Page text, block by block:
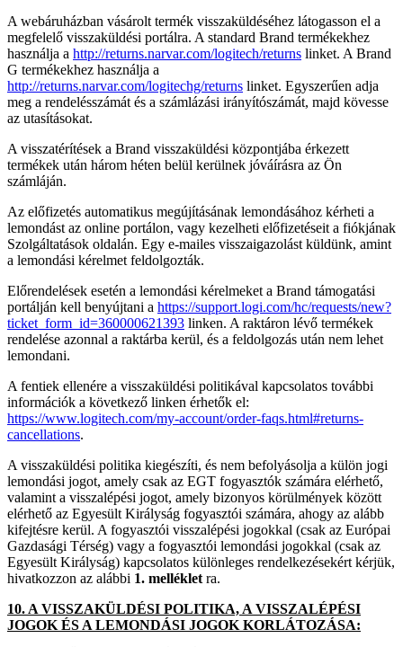
A webáruházban vásárolt termék visszaküldéséhez látogasson el a
megfelelő visszaküldési portálra. A standard Brand termékekhez
használja a http://returns.narvar.com/logitech/returns linket. A Brand
G termékekhez használja a
http://returns.narvar.com/logitechg/returns linket. Egyszerűen adja
meg a rendelésszámát és a számlázási irányítószámát, majd kövesse
az utasításokat.
A visszatérítések a Brand visszaküldési központjába érkezett
termékek után három héten belül kerülnek jóváírásra az Ön
számláján.
Az előfizetés automatikus megújításának lemondásához kérheti a
lemondást az online portálon, vagy kezelheti előfizetéseit a fiókjának
Szolgáltatások oldalán. Egy e-mailes visszaigazolást küldünk, amint
a lemondási kérelmet feldolgozták.
Előrendelések esetén a lemondási kérelmeket a Brand támogatási
portálján kell benyújtani a https://support.logi.com/hc/requests/new?
ticket_form_id=360000621393 linken. A raktáron lévő termékek
rendelése azonnal a raktárba kerül, és a feldolgozás után nem lehet
lemondani.
A fentiek ellenére a visszaküldési politikával kapcsolatos további
információk a következő linken érhetők el:
https://www.logitech.com/my-account/order-faqs.html#returns-
cancellations.
A visszaküldési politika kiegészíti, és nem befolyásolja a külön jogi
lemondási jogot, amely csak az EGT fogyasztók számára elérhető,
valamint a visszalépési jogot, amely bizonyos körülmények között
elérhető az Egyesült Királyság fogyasztói számára, ahogy az alább
kifejtésre kerül. A fogyasztói visszalépési jogokkal (csak az Európai
Gazdasági Térség) vagy a fogyasztói lemondási jogokkal (csak az
Egyesült Királyság) kapcsolatos különleges rendelkezésekért kérjük,
hivatkozzon az alábbi 1. melléklet ra.
10. A VISSZAKÜLDÉSI POLITIKA, A VISSZALÉPÉSI
JOGOK ÉS A LEMONDÁSI JOGOK KORLÁTOZÁSA: